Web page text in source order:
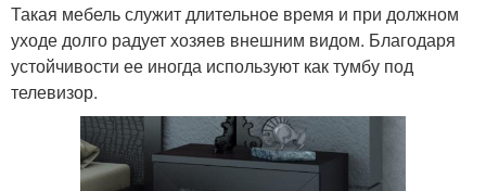
Такая мебель служит длительное время и при должном
уходе долго радует хозяев внешним видом. Благодаря
устойчивости ее иногда используют как тумбу под
телевизор.